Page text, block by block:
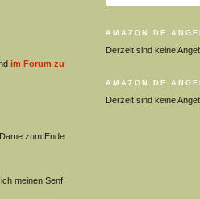
im Forum zu
zum Ende
meinen Senf
AMAZON.DE
Derzeit sind keine
AMAZON.DE
Derzeit sind keine